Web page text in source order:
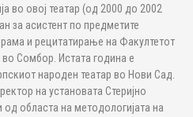
во овој театар (од 2000 до 2002
за асистент по предметите
и рецитатирање на Факултетот
Сомбор. Истата година е
народен театар во Нови Сад.
на установата Стеријно
од областа на методологијата на